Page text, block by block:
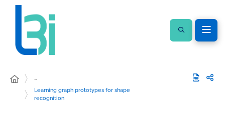
…
Learning graph prototypes for shape
recognition